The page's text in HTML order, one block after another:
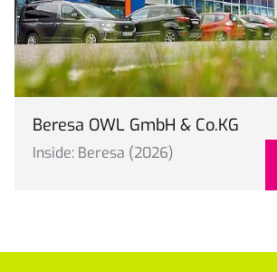
Beresa OWL GmbH & Co.KG
Inside: Beresa (2026)